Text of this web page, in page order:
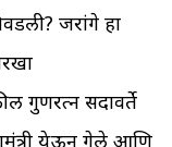
जरांगे हा
गुणरत्न सदावर्ते
येऊन गेले आणि